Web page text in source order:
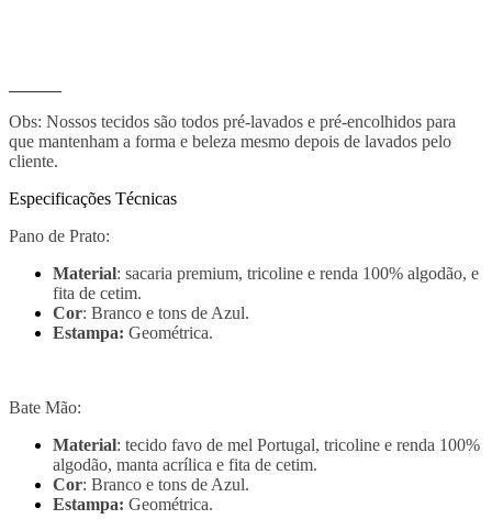
Obs: Nossos tecidos são todos pré-lavados e pré-encolhidos para
que mantenham a forma e beleza mesmo depois de lavados pelo
cliente.
Especificações Técnicas
Pano de Prato:
Material: sacaria premium, tricoline e renda 100% algodão, e
fita de cetim.
Cor: Branco e tons de Azul.
Estampa: Geométrica.
Bate Mão:
Material: tecido favo de mel Portugal, tricoline e renda 100%
algodão, manta acrílica e fita de cetim.
Cor: Branco e tons de Azul.
Estampa: Geométrica.